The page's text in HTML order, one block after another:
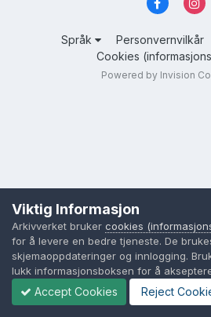
Språk Personvernvilkår
Cookies
Powered by Invision
Viktig Informasjon
Arkivverket bruker cookies
for å levere en bedre tjeneste. De
skjemaoppdateringer og innlogging.
lukk informasjonsboksen for å
Accept Cookies Reject